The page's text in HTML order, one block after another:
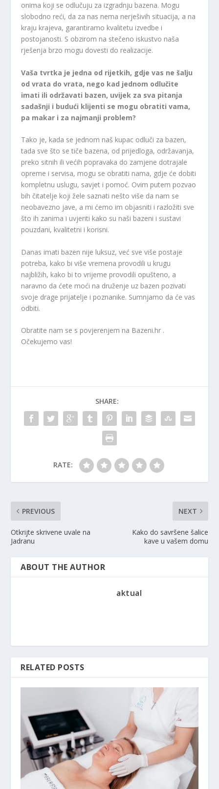
onima koji se odlučuju za izgradnju bazena. Mogu
slobodno reći, da za nas nema nerješivih situacija, a na
kraju krajeva, garantiramo kvalitetu izvedbe i
postojanosti. S obzirom na stečeno iskustvo naša
rješenja brzo mogu dovesti do realizacije.
Vaša tvrtka je jedna od rijetkih, gdje vas ne šalju
od vrata do vrata, nego kad jednom odlučite
imati ili održavati bazen, uvijek za sva pitanja
sadašnji i budući klijenti se mogu obratiti vama,
pa makar i za najmanji problem?
Tako je, kada se jednom naš kupac odluči za bazen,
tada sve što se tiče bazena, od prijedloga, održavanja,
preko sitnih ili većih popravaka do zamjene dotrajale
opreme i servisa, mogu se obratiti nama, gdje će dobiti
kompletnu uslugu, savjet i pomoć. Ovim putem pozvao
bih čitatelje koji žele saznati nešto više da nam se
neobavezno jave, a mi ćemo im objasniti i razložiti sve
što ih zanima i uvjeriti kako su naši bazeni i sustavi
pouzdani, kvalitetni i korisni.
Danas imati bazen nije luksuz, već sve više postaje
potreba, kako bi više vremena provodili u krugu
najbližih, kako bi to vrijeme provodili opušteno, a
naravno da ćete moći na druženje uz bazen pozivati
svoje drage prijatelje i poznanike. Sumnjamo da će vas
odbiti.
Obratite nam se s povjerenjem na Bazeni.hr.
Očekujemo vas!
SHARE:
RATE:
PREVIOUS
Otkrijte skrivene uvale na
Jadranu
NEXT
Kako do savršene šalice
kave u vašem domu
ABOUT THE AUTHOR
aktual
RELATED POSTS